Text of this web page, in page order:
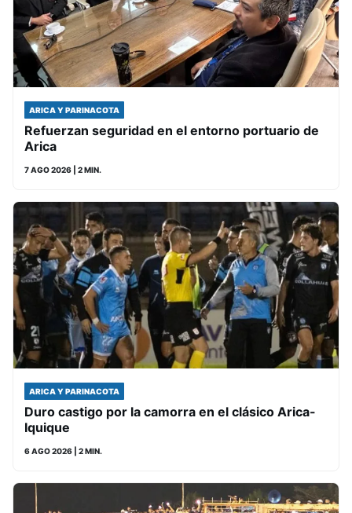
ARICA Y PARINACOTA
Refuerzan seguridad en el entorno portuario de
Arica
7 AGO 2026 | 2 MIN.
ARICA Y PARINACOTA
Duro castigo por la camorra en el clásico Arica-
Iquique
6 AGO 2026 | 2 MIN.